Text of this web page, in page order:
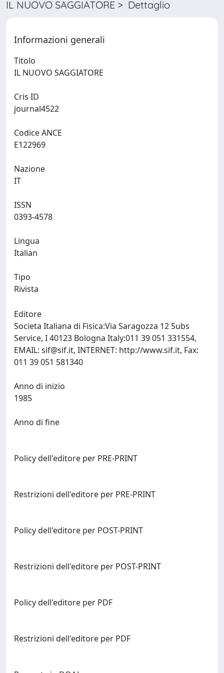
IL NUOVO SAGGIATORE > Dettaglio
Informazioni generali
Titolo
Cris ID
Codice ANCE
Nazione
ISSN
Lingua
Tipo
Rivista
Editore
Societa Italiana di Fisica:Via Saragozza 12 Subs
Service, I 40123 Bologna Italy:011 39 051 331554,
EMAIL: sif@sif.it, INTERNET: http://www.sif.it, Fax:
Anno di inizio
Anno di fine
Policy dell'editore per PRE-PRINT
Restrizioni dell'editore per PRE-PRINT
Policy dell'editore per POST-PRINT
Restrizioni dell'editore per POST-PRINT
Policy dell'editore per PDF
Restrizioni dell'editore per PDF